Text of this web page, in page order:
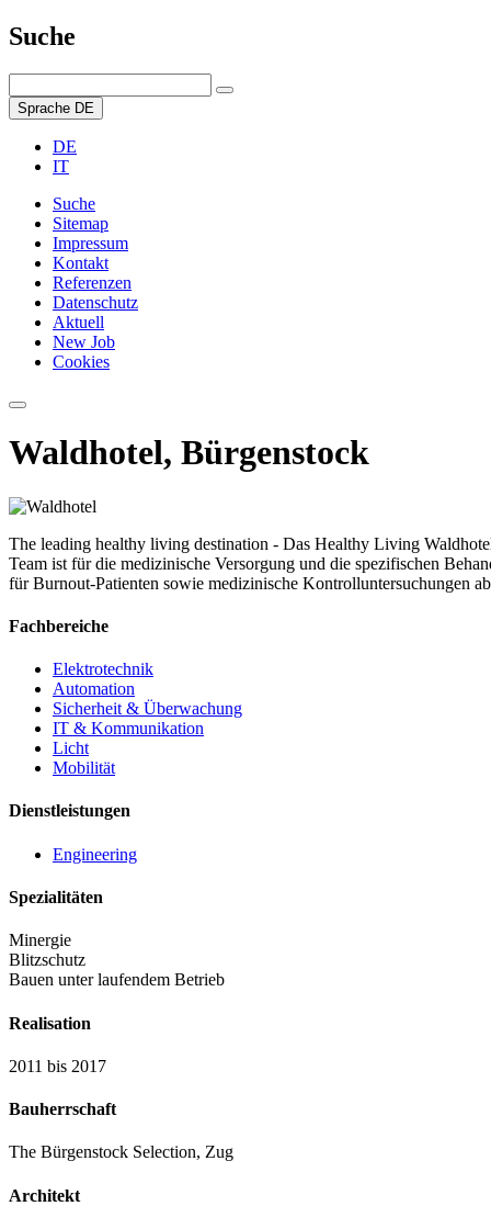
Suche
Sprache DE
DE
IT
Suche
Sitemap
Impressum
Kontakt
Referenzen
Datenschutz
Aktuell
New Job
Cookies
Waldhotel, Bürgenstock
The leading healthy living destination - Das Healthy Living
Team ist für die medizinische Versorgung und die spezifischen
für Burnout-Patienten sowie medizinische Kontrolluntersuchungen
Fachbereiche
Elektrotechnik
Automation
Sicherheit & Überwachung
IT & Kommunikation
Licht
Mobilität
Dienstleistungen
Engineering
Spezialitäten
Minergie
Blitzschutz
Bauen unter laufendem Betrieb
Realisation
2011 bis 2017
Bauherrschaft
The Bürgenstock Selection, Zug
Architekt